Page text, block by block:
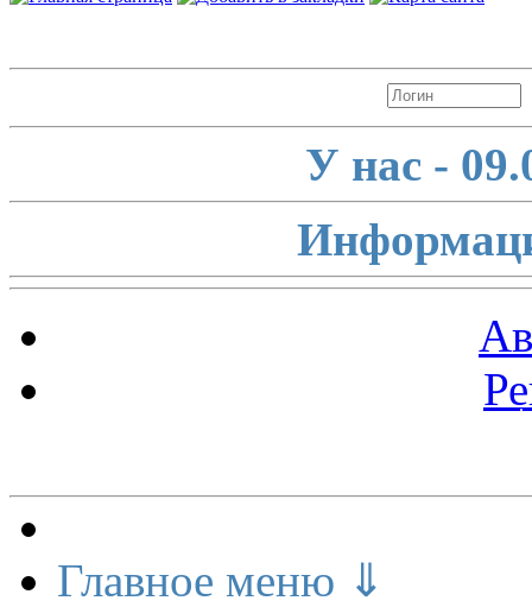
У нас -
Главное меню ⇓